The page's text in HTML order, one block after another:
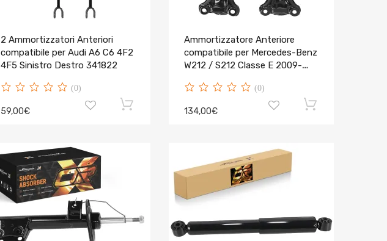
2 Ammortizzatori Anteriori
compatibile per Audi A6 C6 4F2
4F5 Sinistro Destro 341822
(0)
59,00€
Ammortizzatore Anteriore
compatibile per Mercedes-Benz
W212 / S212 Classe E 2009-
(0)
134,00€